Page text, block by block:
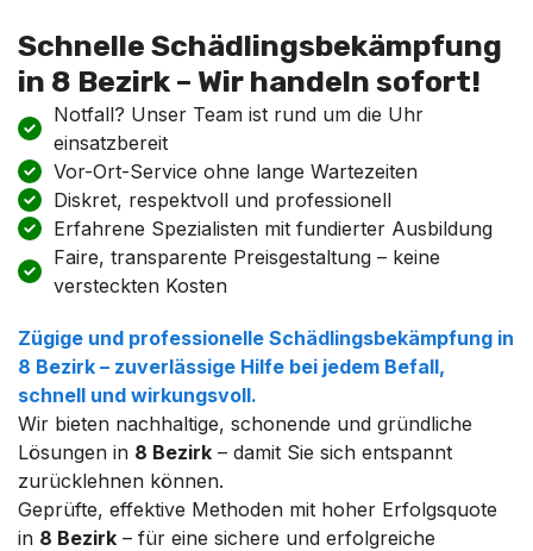
Schnelle Schädlingsbekämpfung
in 8 Bezirk – Wir handeln sofort!
Notfall? Unser Team ist rund um die Uhr
einsatzbereit
Vor-Ort-Service ohne lange Wartezeiten
Diskret, respektvoll und professionell
Erfahrene Spezialisten mit fundierter Ausbildung
Faire, transparente Preisgestaltung – keine
versteckten Kosten
Zügige und professionelle Schädlingsbekämpfung in
8 Bezirk – zuverlässige Hilfe bei jedem Befall,
schnell und wirkungsvoll.
Wir bieten nachhaltige, schonende und gründliche
Lösungen in 8 Bezirk – damit Sie sich entspannt
zurücklehnen können.
Geprüfte, effektive Methoden mit hoher Erfolgsquote
in 8 Bezirk – für eine sichere und erfolgreiche